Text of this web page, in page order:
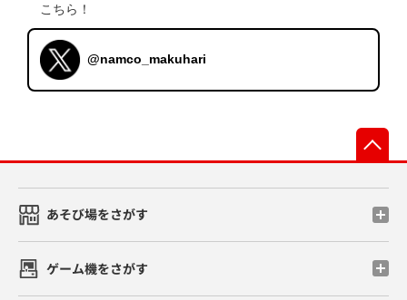
こちら！
@namco_makuhari
あそび場をさがす
ゲーム機をさがす